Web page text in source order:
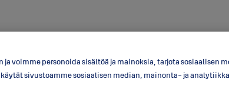
voimme personoida sisältöä ja mainoksia, tarjota sosiaalisen
sivustoamme sosiaalisen median, mainonta- ja